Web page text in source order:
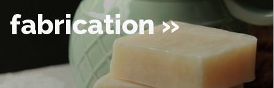
fabrication »